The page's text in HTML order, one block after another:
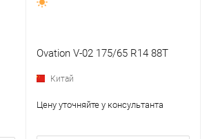
Ovation V-02 175/65 R14 88T
Китай
Цену уточняйте у консультанта